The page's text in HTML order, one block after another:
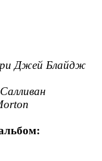
Джей Блайдж